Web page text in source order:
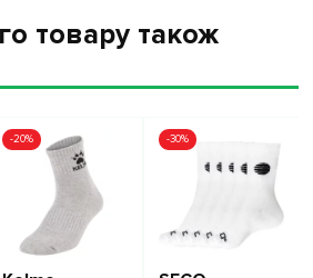
товару також
-20% -30%